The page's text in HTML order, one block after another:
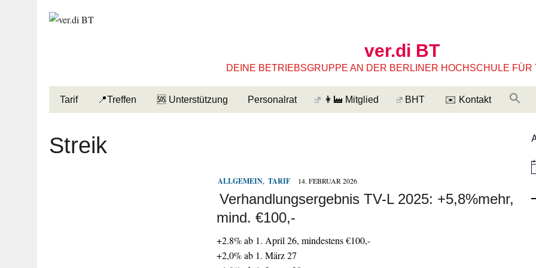
ver.di BT
DEINE BETRIEBSGRUPPE AN DER BERLINER HOCHSCHULE FÜR
Tarif 📍Treffen 🆘 Unterstützung Personalrat 👩‍🏭 Mitglied BHT ✉️ Kontakt
Streik
ALLGEMEIN, TARIF 14. FEBRUAR 2026
Verhandlungsergebnis TV-L 2025: +5,8%mehr,
mind. €100,-
+2.8% ab 1. April 26, mindestens €100,-
+2,0% ab 1. März 27
H
w